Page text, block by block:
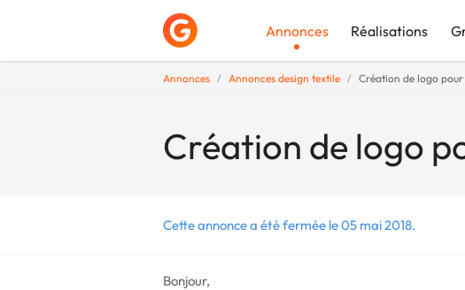
Annonces Réalisations
Annonces Annonces design textile Création de logo
Création de logo
Cette annonce a été fermée le 05 mai 2018.
Bonjour,